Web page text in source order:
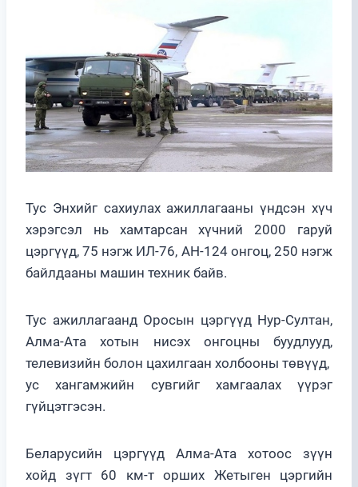
Тус Энхийг сахиулах ажиллагааны үндсэн хүч
хэрэгсэл нь хамтарсан хүчний 2000 гаруй
цэргүүд, 75 нэгж ИЛ-76, АН-124 онгоц, 250 нэгж
байлдааны машин техник байв.
Тус ажиллагаанд Оросын цэргүүд Нур-Султан,
Алма-Ата хотын нисэх онгоцны буудлууд,
телевизийн болон цахилгаан холбооны төвүүд,
ус хангамжийн сувгийг хамгаалах үүрэг
гүйцэтгэсэн.
Беларусийн цэргүүд Алма-Ата хотоос зүүн
хойд зүгт 60 км-т орших Жетыген цэргийн